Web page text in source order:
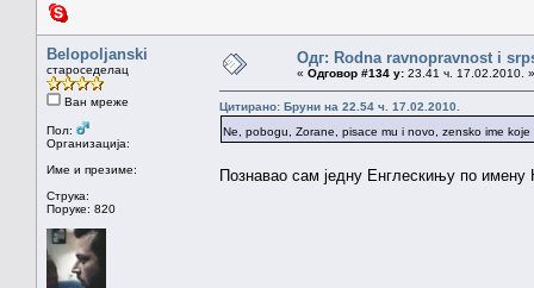
Belopoljanski
староседелац
Ван мреже
Пол:
Организација:
Име и презиме:
Струка:
Поруке: 820
Одг: Rodna ravnopravnost i
« Одговор #134 у: 23.41 ч. 17.02.2010. »
Цитирано: Бруни на 22.54 ч. 17.02.2010.
Ne, pobogu, Zorane, pisace mu i novo, zensko ime
Познавао сам једну Енглескињу по